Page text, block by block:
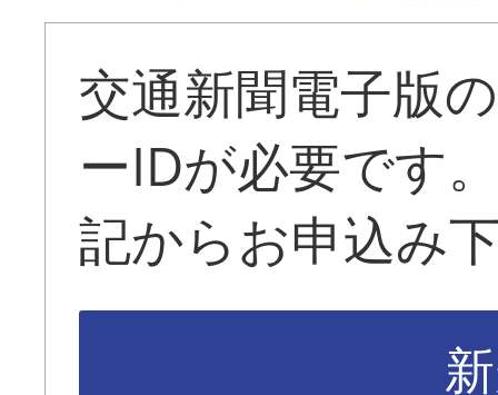
交通新聞電子版
ーIDが必要です
記からお申込み